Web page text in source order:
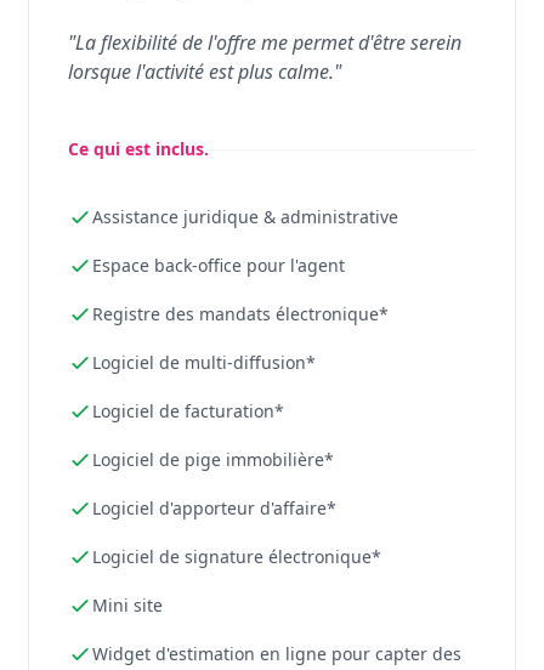
"La flexibilité de l'offre me permet d'être serein
lorsque l'activité est plus calme."
Ce qui est inclus.
Assistance juridique & administrative
Espace back-office pour l'agent
Registre des mandats électronique*
Logiciel de multi-diffusion*
Logiciel de facturation*
Logiciel de pige immobilière*
Logiciel d'apporteur d'affaire*
Logiciel de signature électronique*
Mini site
Widget d'estimation en ligne pour capter des